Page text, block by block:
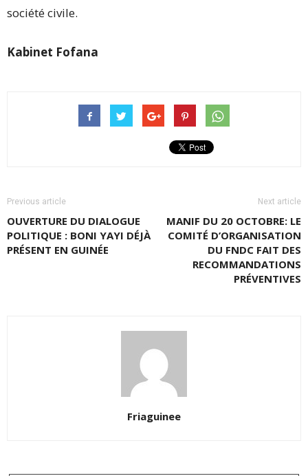
société civile.
Kabinet Fofana
Previous article
OUVERTURE DU DIALOGUE
POLITIQUE : BONI YAYI DÉJÀ
PRÉSENT EN GUINÉE
Next article
MANIF DU 20 OCTOBRE: LE
COMITÉ D’ORGANISATION
DU FNDC FAIT DES
RECOMMANDATIONS
PRÉVENTIVES
Friaguinee